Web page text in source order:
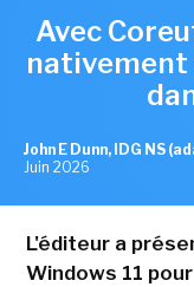
Avec
nativement
John E Dunn, IDG NS
Juin 2026
L'éditeur a
Windows 11